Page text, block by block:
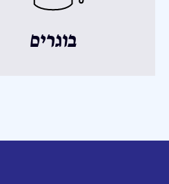
בוגרים